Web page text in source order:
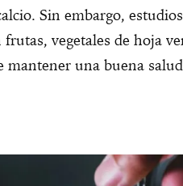
Sin embargo,
frutas, vegetales de hoja
mantener una buena